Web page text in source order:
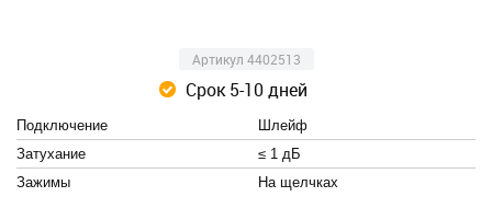
Артикул 4402513
Срок 5-10 дней
Подключение
Шлейф
Затухание
≤ 1 дБ
Зажимы
На щелчках